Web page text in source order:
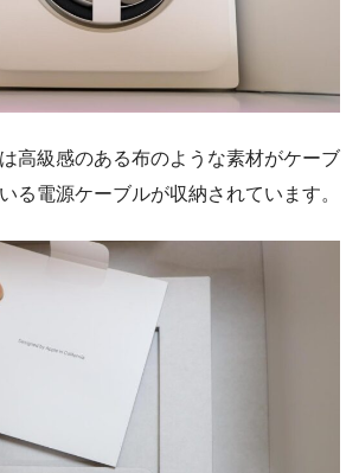
高級感のある布のような素材がケーブ
る電源ケーブルが収納されています。